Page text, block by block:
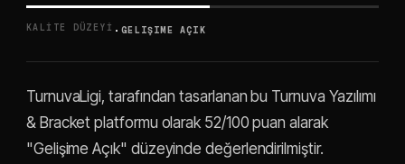
KALITE DÜZEYI ·GELIŞIME AÇIK
TurnuvaLigi, tarafından tasarlanan bu Turnuva Yazılımı
& Bracket platformu olarak 52/100 puan alarak
"Gelişime Açık" düzeyinde değerlendirilmiştir.